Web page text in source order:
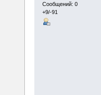
Сообщений: 0
+9/-91